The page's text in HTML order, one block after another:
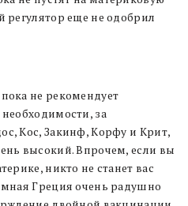
регулятор еще не одобрил
не рекомендует
за
Кос, Закинф, Корфу и Крит,
высокий. Впрочем, если вы
никто не станет вас
Греция очень радушно